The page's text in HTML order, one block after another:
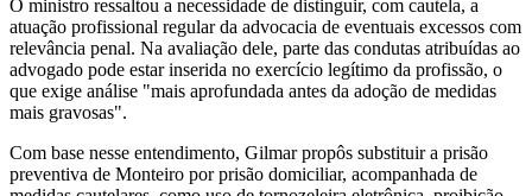
O ministro ressaltou a necessidade de distinguir, com cautela, a
atuação profissional regular da advocacia de eventuais excessos com
relevância penal. Na avaliação dele, parte das condutas atribuídas ao
advogado pode estar inserida no exercício legítimo da profissão, o
que exige análise "mais aprofundada antes da adoção de medidas
mais gravosas".
Com base nesse entendimento, Gilmar propôs substituir a prisão
preventiva de Monteiro por prisão domiciliar, acompanhada de